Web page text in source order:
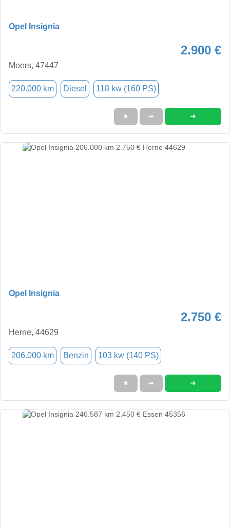
Opel Insignia
2.900 €
Moers, 47447
220.000 km Diesel 118 kw (160 PS)
★ ➦ ➜
Opel Insignia
2.750 €
Herne, 44629
206.000 km Benzin 103 kw (140 PS)
★ ➦ ➜